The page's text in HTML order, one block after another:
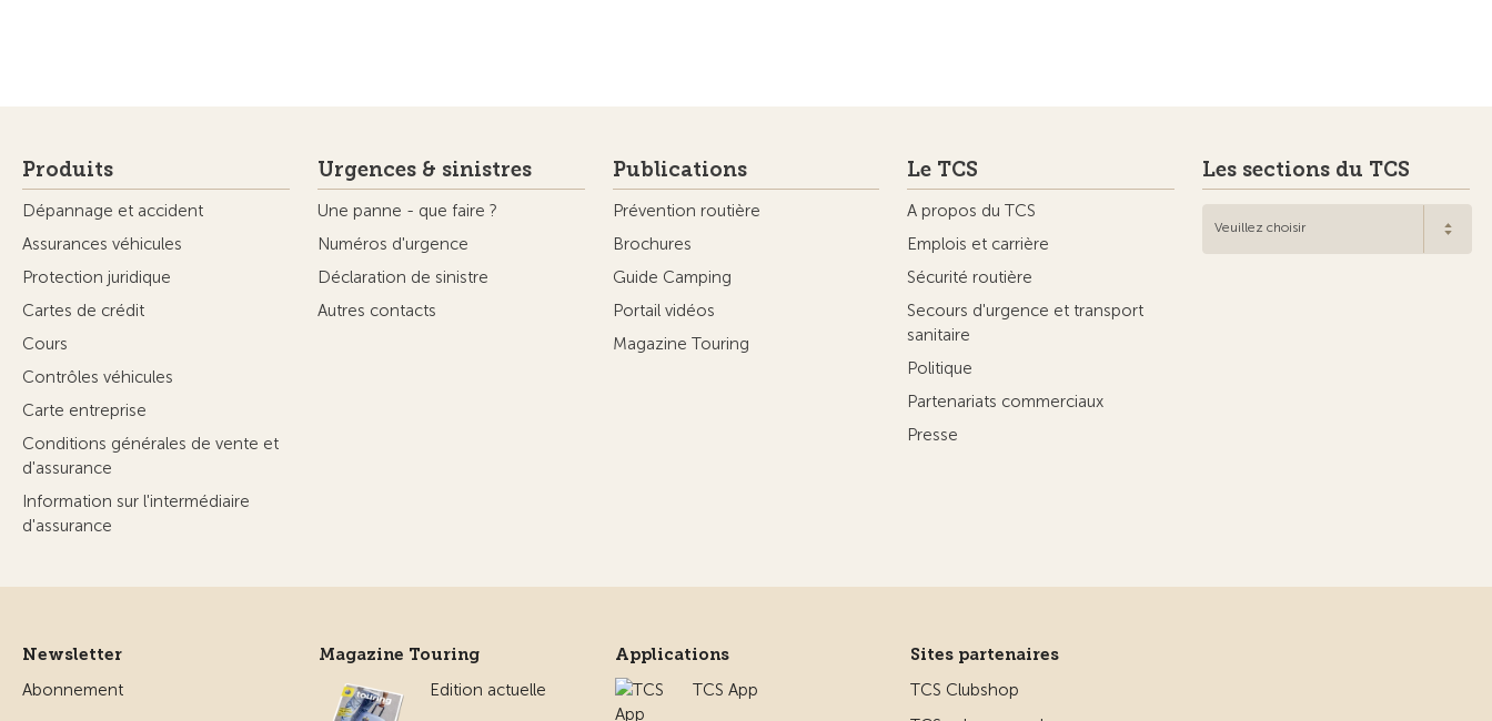
Produits
Dépannage et accident
Assurances véhicules
Protection juridique
Cartes de crédit
Cours
Contrôles véhicules
Carte entreprise
Conditions générales de vente et
d'assurance
Information sur l'intermédiaire
d'assurance
Urgences & sinistres
Une panne - que faire ?
Numéros d'urgence
Déclaration de sinistre
Autres contacts
Publications
Prévention routière
Brochures
Guide Camping
Portail vidéos
Magazine Touring
Le TCS
A propos du TCS
Emplois et carrière
Sécurité routière
Secours d'urgence et transport
sanitaire
Politique
Partenariats commerciaux
Presse
Les sections du TCS
Veuillez choisir
Newsletter
Abonnement
Magazine Touring
Edition actuelle
Applications
TCS App
Sites partenaires
TCS Clubshop